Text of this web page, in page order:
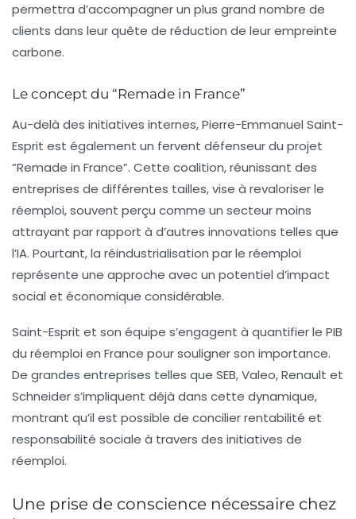
permettra d’accompagner un plus grand nombre de
clients dans leur quête de réduction de leur empreinte
carbone.
Le concept du “Remade in France”
Au-delà des initiatives internes, Pierre-Emmanuel Saint-
Esprit est également un fervent défenseur du projet
“Remade in France”. Cette coalition, réunissant des
entreprises de différentes tailles, vise à revaloriser le
réemploi, souvent perçu comme un secteur moins
attrayant par rapport à d’autres innovations telles que
l’IA. Pourtant, la réindustrialisation par le réemploi
représente une approche avec un potentiel d’impact
social et économique considérable.
Saint-Esprit et son équipe s’engagent à quantifier le PIB
du réemploi en France pour souligner son importance.
De grandes entreprises telles que SEB, Valeo, Renault et
Schneider s’impliquent déjà dans cette dynamique,
montrant qu’il est possible de concilier rentabilité et
responsabilité sociale à travers des initiatives de
réemploi.
Une prise de conscience nécessaire chez